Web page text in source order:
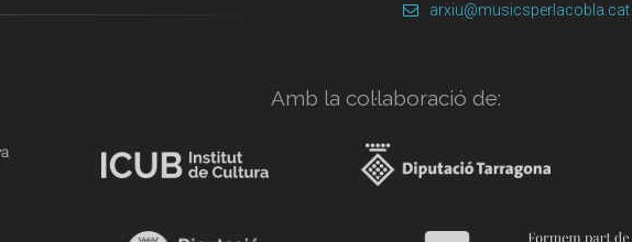
arxiu@musicsperlacobla.cat
Amb la col·laboració de: